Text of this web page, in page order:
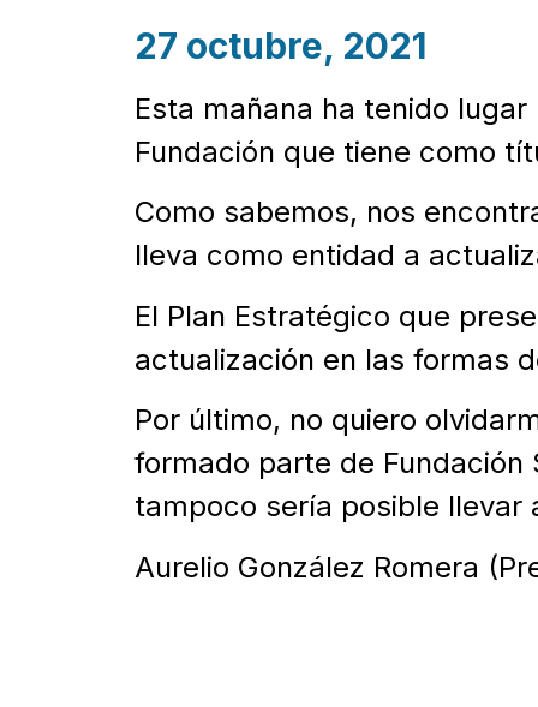
27 octubre, 2021
Esta mañana ha tenido
Fundación que tiene como
Como sabemos, nos
lleva como entidad a
El Plan Estratégico que
actualización en las formas
Por último, no quiero
formado parte de Fundación
tampoco sería posible
Aurelio González Romera